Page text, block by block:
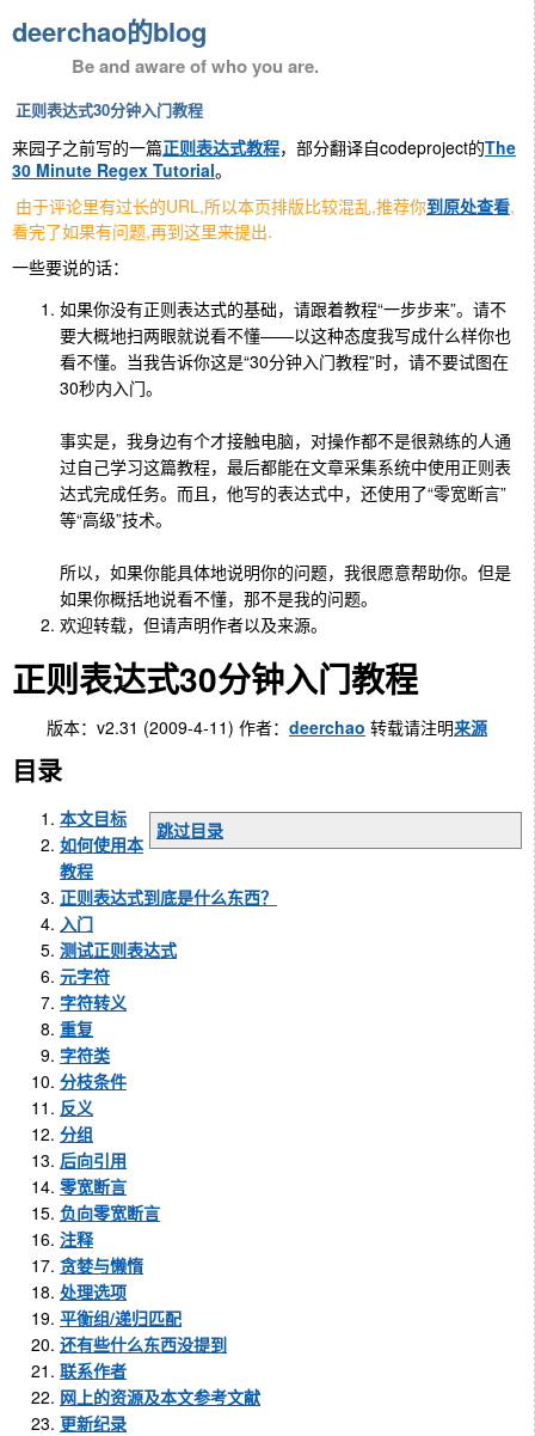
deerchao的blog
Be and aware of who you are.
正则表达式30分钟入门教程
来园子之前写的一篇正则表达式教程，部分翻译自codeproject的The
30 Minute Regex Tutorial。
由于评论里有过长的URL,所以本页排版比较混乱,推荐你到原处查看,
看完了如果有问题,再到这里来提出.
一些要说的话：
如果你没有正则表达式的基础，请跟着教程“一步步来”。请不
要大概地扫两眼就说看不懂——以这种态度我写成什么样你也
看不懂。当我告诉你这是“30分钟入门教程”时，请不要试图在
30秒内入门。
事实是，我身边有个才接触电脑，对操作都不是很熟练的人通
过自己学习这篇教程，最后都能在文章采集系统中使用正则表
达式完成任务。而且，他写的表达式中，还使用了“零宽断言”
等“高级”技术。
所以，如果你能具体地说明你的问题，我很愿意帮助你。但是
如果你概括地说看不懂，那不是我的问题。
欢迎转载，但请声明作者以及来源。
正则表达式30分钟入门教程
版本：v2.31 (2009-4-11) 作者： deerchao 转载请注明来源
目录
跳过目录
本文目标
如何使用本
教程
正则表达式到底是什么东西？
入门
测试正则表达式
元字符
字符转义
重复
字符类
分枝条件
反义
分组
后向引用
零宽断言
负向零宽断言
注释
贪婪与懒惰
处理选项
平衡组/递归匹配
还有些什么东西没提到
联系作者
网上的资源及本文参考文献
更新纪录